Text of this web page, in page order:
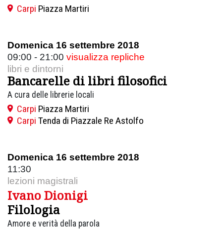
Carpi Piazza Martiri
Domenica 16 settembre 2018
09:00 - 21:00 visualizza repliche
libri e dintorni
Bancarelle di libri filosofici
A cura delle librerie locali
Carpi Piazza Martiri
Carpi Tenda di Piazzale Re Astolfo
Domenica 16 settembre 2018
11:30
lezioni magistrali
Ivano Dionigi
Filologia
Amore e verità della parola